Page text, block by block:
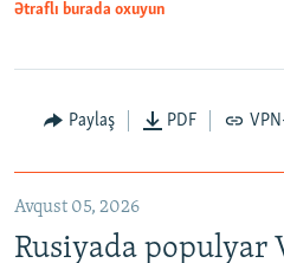
Ətraflı burada oxuyun
Paylaş PDF
Avqust 05, 2026
Rusiyada populyar